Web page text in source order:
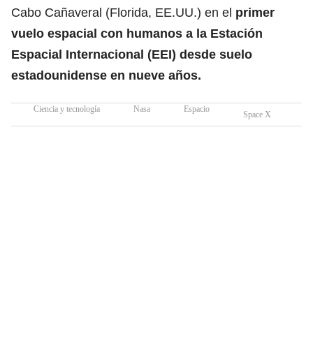
Cabo Cañaveral (Florida, EE.UU.) en el primer
vuelo espacial con humanos a la Estación
Espacial Internacional (EEI) desde suelo
estadounidense en nueve años.
Ciencia y tecnología Nasa Espacio
Space X